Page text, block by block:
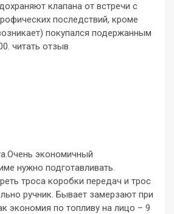
клапана от встречи с
последствий, кроме
покупался подержанным
читать отзыв
экономичный
нужно подготавливать.
троса коробки передач и трос
ручник. Бывает замерзают при
экономия по топливу на лицо – 9